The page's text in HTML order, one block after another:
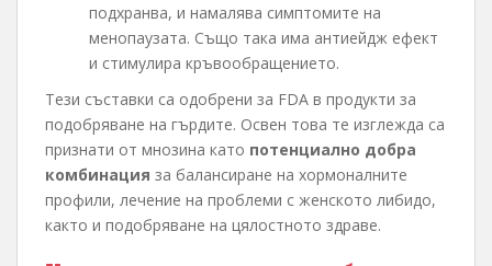
подхранва, и намалява симптомите на
менопаузата. Също така има антиейдж ефект
и стимулира кръвообращението.
Тези съставки са одобрени за FDA в продукти за
подобряване на гърдите. Освен това те изглежда са
признати от мнозина като потенциално добра
комбинация за балансиране на хормоналните
профили, лечение на проблеми с женското либидо,
както и подобряване на цялостното здраве.